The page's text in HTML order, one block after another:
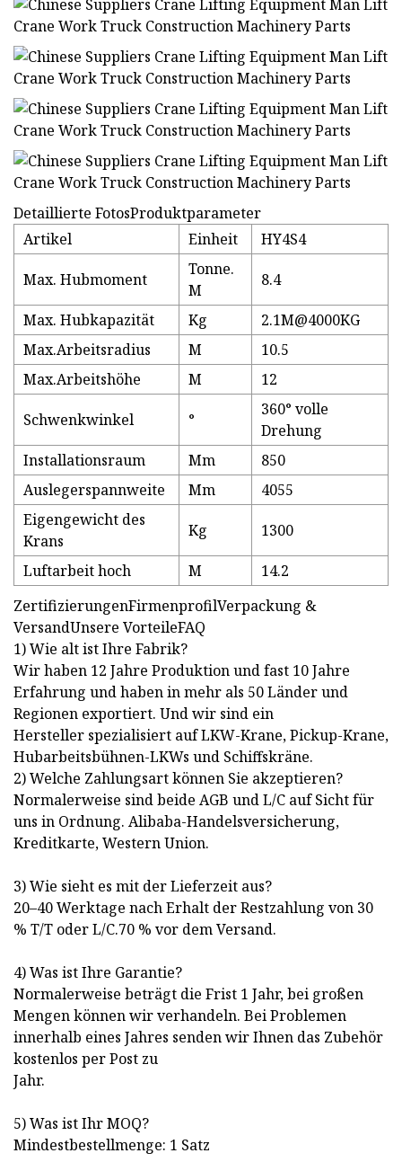
Detaillierte FotosProduktparameter
Artikel
Einheit HY4S4
Max. Hubmoment
Tonne.
M
8.4
Max. Hubkapazität Kg 2.1M@4000KG
Max.Arbeitsradius
M
10.5
Max.Arbeitshöhe
M 12
Schwenkwinkel °
360° volle
Drehung
Installationsraum
Mm
850
Auslegerspannweite
Mm
4055
Eigengewicht des
Krans
Kg 1300
Luftarbeit hoch M
14.2
ZertifizierungenFirmenprofilVerpackung &
VersandUnsere VorteileFAQ
1) Wie alt ist Ihre Fabrik?
Wir haben 12 Jahre Produktion und fast 10 Jahre
Erfahrung und haben in mehr als 50 Länder und
Regionen exportiert. Und wir sind ein
Hersteller spezialisiert auf LKW-Krane, Pickup-Krane,
Hubarbeitsbühnen-LKWs und Schiffskräne.
2) Welche Zahlungsart können Sie akzeptieren?
Normalerweise sind beide AGB und L/C auf Sicht für
uns in Ordnung. Alibaba-Handelsversicherung,
Kreditkarte, Western Union.
3) Wie sieht es mit der Lieferzeit aus?
20–40 Werktage nach Erhalt der Restzahlung von 30
% T/T oder L/C.70 % vor dem Versand.
4) Was ist Ihre Garantie?
Normalerweise beträgt die Frist 1 Jahr, bei großen
Mengen können wir verhandeln. Bei Problemen
innerhalb eines Jahres senden wir Ihnen das Zubehör
kostenlos per Post zu
Jahr.
5) Was ist Ihr MOQ?
Mindestbestellmenge: 1 Satz